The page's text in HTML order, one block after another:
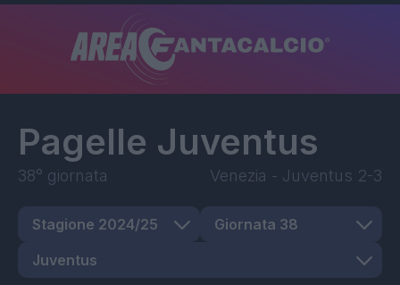
Pagelle Juventus
38° giornata Venezia - Juventus 2-3